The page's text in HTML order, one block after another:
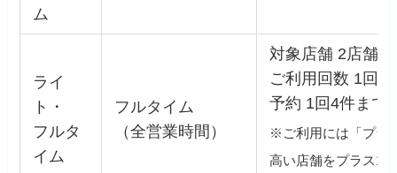
ム
ライ
ト・
フルタ
イム
フルタイム
（全営業時間）
対象店舗 2店舗 (
ご利用回数 1回
予約 1回4件まで
※ご利用には「プラ
高い店舗をプラス1